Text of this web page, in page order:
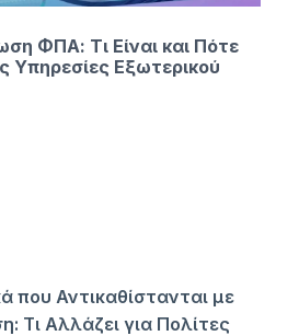
ΦΠΑ: Τι Είναι και Πότε
Υπηρεσίες Εξωτερικού
που Αντικαθίστανται με
Τι Αλλάζει για Πολίτες